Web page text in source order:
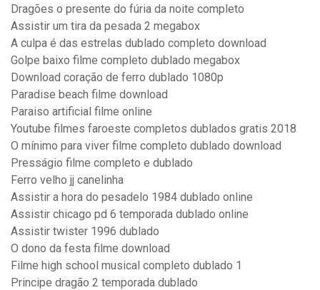
Dragões o presente do fúria da noite completo
Assistir um tira da pesada 2 megabox
A culpa é das estrelas dublado completo download
Golpe baixo filme completo dublado megabox
Download coração de ferro dublado 1080p
Paradise beach filme download
Paraiso artificial filme online
Youtube filmes faroeste completos dublados gratis 2018
O mínimo para viver filme completo dublado download
Presságio filme completo e dublado
Ferro velho jj canelinha
Assistir a hora do pesadelo 1984 dublado online
Assistir chicago pd 6 temporada dublado online
Assistir twister 1996 dublado
O dono da festa filme download
Filme high school musical completo dublado 1
Principe dragão 2 temporada dublado